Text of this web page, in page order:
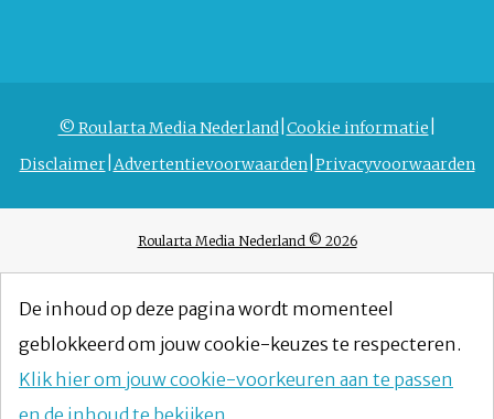
© Roularta Media Nederland Cookie informatie
Disclaimer Advertentievoorwaarden Privacyvoorwaarden
Roularta Media Nederland © 2026
De inhoud op deze pagina wordt momenteel
geblokkeerd om jouw cookie-keuzes te respecteren.
Klik hier om jouw cookie-voorkeuren aan te passen
en de inhoud te bekijken.